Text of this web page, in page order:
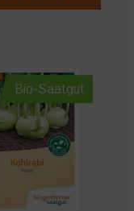
Bio-Saatgut